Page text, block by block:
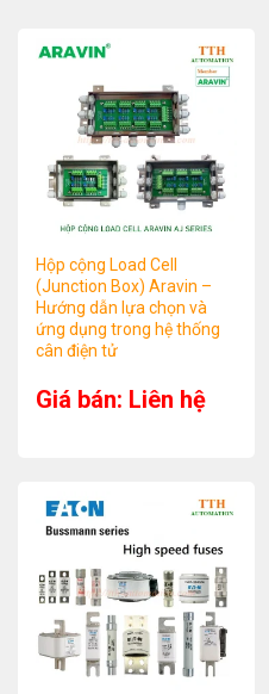
Hộp cộng Load Cell
(Junction Box) Aravin –
Hướng dẫn lựa chọn và
ứng dụng trong hệ thống
cân điện tử
Giá bán: Liên hệ